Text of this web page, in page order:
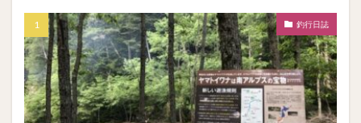
釣行日誌